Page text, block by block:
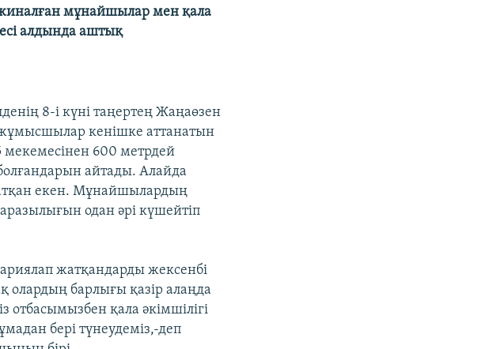
мұнайшылар мен қала
алдында аштық
8-і күні таңертең Жаңаөзен
кенішке аттанатын
мекемесінен 600 метрдей
айтады. Алайда
екен. Мұнайшылардың
одан әрі күшейтіп
жатқандарды жексенбі
олардың барлығы қазір алаңда
отбасымызбен қала әкімшілігі
бері түнеудеміз,-деп